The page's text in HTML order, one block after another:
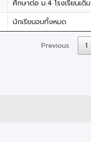
ศึกษาต่อ ม.4 โรงเรียนเดิม
นักเรียนจบทั้งหมด
Previous 1